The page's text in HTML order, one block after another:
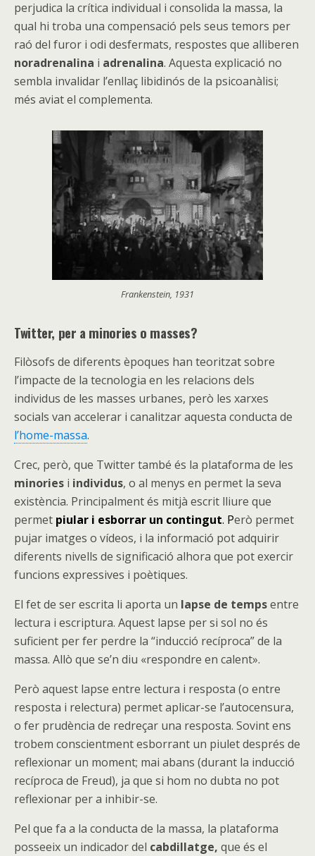
perjudica la crítica individual i consolida la massa, la
qual hi troba una compensació pels seus temors per
raó del furor i odi desfermats, respostes que alliberen
noradrenalina i adrenalina. Aquesta explicació no
sembla invalidar l’enllaç libidinós de la psicoanàlisi;
més aviat el complementa.
Frankenstein, 1931
Twitter, per a minories o masses?
Filòsofs de diferents èpoques han teoritzat sobre
l’impacte de la tecnologia en les relacions dels
individus de les masses urbanes, però les xarxes
socials van accelerar i canalitzar aquesta conducta de
l’home-massa.
Crec, però, que Twitter també és la plataforma de les
minories i individus, o al menys en permet la seva
existència. Principalment és mitjà escrit lliure que
permet piular i esborrar un contingut. Però permet
pujar imatges o vídeos, i la informació pot adquirir
diferents nivells de significació alhora que pot exercir
funcions expressives i poètiques.
El fet de ser escrita li aporta un lapse de tempsentre
lectura i escriptura. Aquest lapse per si sol no és
suficient per fer perdre la “inducció recíproca” de la
massa. Allò que se’n diu «respondre en calent».
Però aquest lapse entre lectura i resposta (o entre
resposta i relectura) permet aplicar-se l’autocensura,
o fer prudència de redreçar una resposta. Sovint ens
trobem conscientment esborrant un piulet després de
reflexionar un moment; mai abans (durant la inducció
recíproca de Freud), ja que si hom no dubta no pot
reflexionar per a inhibir-se.
Pel que fa a la conducta de la massa, la plataforma
posseeix un indicador del cabdillatge, que és el